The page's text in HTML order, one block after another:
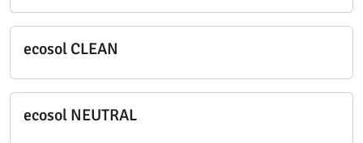
ecosol CLEAN
ecosol NEUTRAL